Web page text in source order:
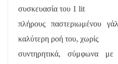
συσκευασία του 1 lit
πλήρους παστεριωμένου
καλύτερη ροή του, χωρίς
συντηρητικά, σύμφωνα με